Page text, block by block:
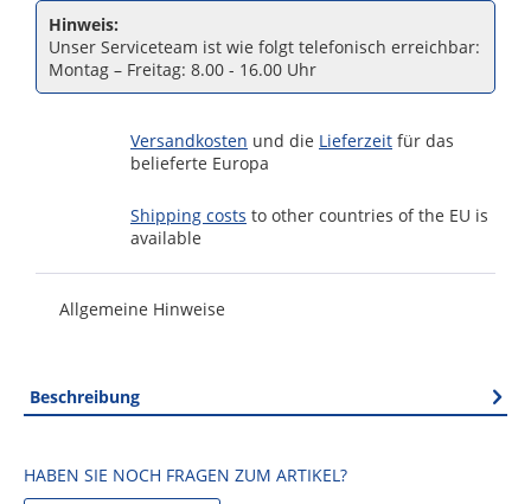
Hinweis:
Unser Serviceteam ist wie folgt telefonisch erreichbar:
Montag – Freitag: 8.00 - 16.00 Uhr
Versandkosten und die Lieferzeit für das
belieferte Europa
Shipping costs to other countries of the EU is
available
Allgemeine Hinweise
Beschreibung
HABEN SIE NOCH FRAGEN ZUM ARTIKEL?